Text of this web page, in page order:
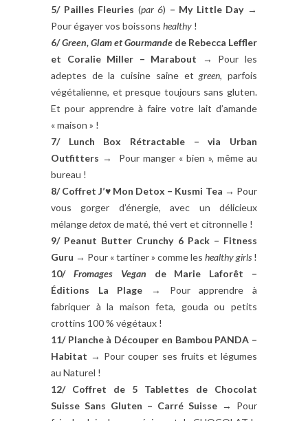
5/ Pailles Fleuries (par 6) – My Little Day→
Pour égayer vos boissons healthy !
6/Green, Glam et Gourmande de Rebecca Leffler
et Coralie Miller – Marabout → Pour les
adeptes de la cuisine saine etgreen, parfois
végétalienne, et presque toujours sans gluten.
Et pour apprendre à faire votre lait d’amande
« maison » !
7/ Lunch Box Rétractable – via Urban
Outfitters → Pour manger « bien », même au
bureau !
8/ Coffret J’♥ Mon Detox – Kusmi Tea → Pour
vous gorger d’énergie, avec un délicieux
mélangedetoxde maté, thé vert et citronnelle !
9/ Peanut Butter Crunchy 6 Pack – Fitness
Guru → Pour « tartiner » comme les healthy girls !
10/ Fromages Vegan de Marie Laforêt –
Éditions La Plage → Pour apprendre à
fabriquer à la maison feta, gouda ou petits
crottins 100 % végétaux !
11/ Planche à Découper en Bambou PANDA –
Habitat → Pour couper ses fruits et légumes
au Naturel !
12/ Coffret de 5 Tablettes de Chocolat
Suisse Sans Gluten – Carré Suisse → Pour